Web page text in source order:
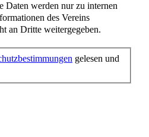
Daten werden nur zu internen
des Vereins
an Dritte weitergegeben.
gelesen und